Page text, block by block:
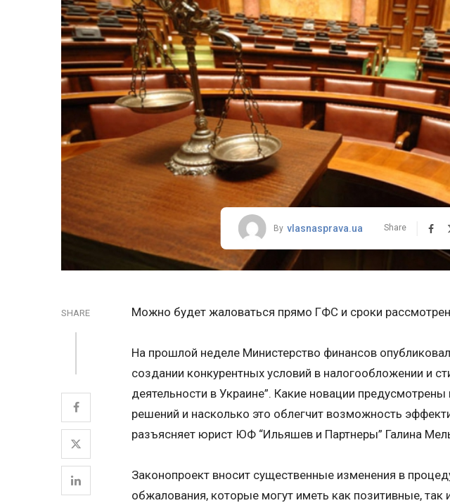
By vlasnasprava.ua Share
SHARE Можно будет жаловаться прямо ГФС и сроки
На прошлой неделе Министерство финансов
создании конкурентных условий в налогообложении и
деятельности в Украине”. Какие новации
решений и насколько это облегчит возможность
разъясняет юрист ЮФ “Ильяшев и Партнеры” Галина
Законопроект вносит существенные изменения в
обжалования, которые могут иметь как позитивные, так